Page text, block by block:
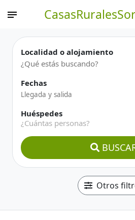
Localidad o alojamiento
Fechas
Huéspedes
¿Cuántas personas?
Otros